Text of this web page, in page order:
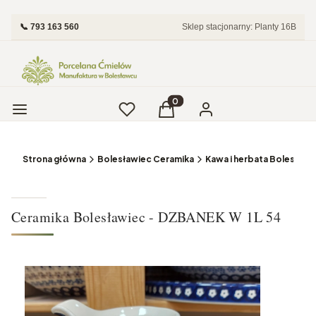
📞 793 163 560 Sklep stacjonarny: Planty 16B
Menu UlubioneProdukty w koszyku: 0.
Koszyk Zaloguj się
Strona główna Bolesławiec Ceramika Kawa i herbata
Ceramika Bolesławiec - DZBANEK W 1L 54